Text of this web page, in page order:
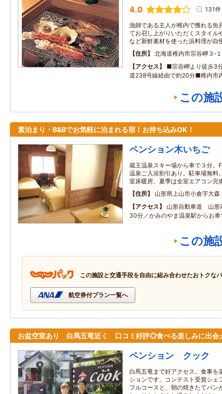
4.0 131件
漁師である主人が稚内で獲れる魚
てお召し上がりいただくスタイル
など新鮮素材を使った浜料理が自
住所
北海道稚内市宗谷岬３‐
アクセス
■宗谷岬より徒歩3
道238号線経由で約20分■稚内市
この施
素泊まり・B&Bでお気軽に泊まれる宿！お持ち込みOK！
ペンション木いちご
蔵王温泉スキー場から車で３分。
温泉ご入浴割引あり。駐車場無料
室床暖房、夏季は全室エアコン完
住所
山形県上山市小倉字大
アクセス
山形自動車道 山形
30分／かみのやま温泉駅からお
この施
この施設と交通手段を自由に組み合わせたおトクな
航空券付プラン一覧へ
お盆空室あり 白馬五竜近く 口コミ好評◎食べる楽しみに出会
ペンション クック
白馬五竜まで好アクセス。食事を
ションです。コンテスト受賞シェ
フルコースと、朝の焼きたてパン